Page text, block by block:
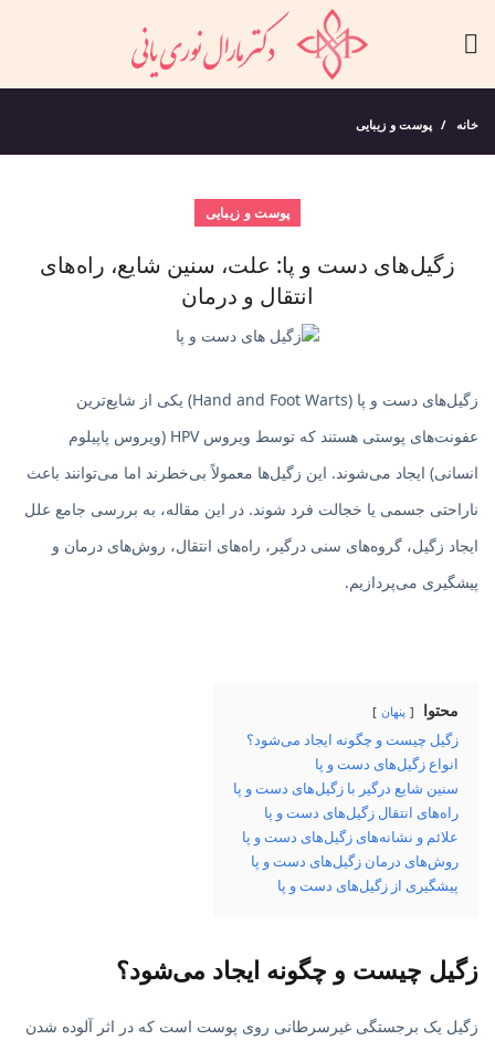
خانه پوست و زیبایی
پوست و زیبایی
زگیل‌های دست و پا: علت، سنین شایع، راه‌های
انتقال و درمان
زگیل‌های دست و پا (Hand and Foot Warts) یکی از شایع‌ترین
عفونت‌های پوستی هستند که توسط ویروس HPV (ویروس پاپیلوم
انسانی) ایجاد می‌شوند. این زگیل‌ها معمولاً بی‌خطرند اما می‌توانند باعث
ناراحتی جسمی یا خجالت فرد شوند. در این مقاله، به بررسی جامع علل
ایجاد زگیل، گروه‌های سنی درگیر، راه‌های انتقال، روش‌های درمان و
پیشگیری می‌پردازیم.
محتوا پنهان
زگیل چیست و چگونه ایجاد می‌شود؟
انواع زگیل‌های دست و پا
سنین شایع درگیر با زگیل‌های دست و پا
راه‌های انتقال زگیل‌های دست و پا
علائم و نشانه‌های زگیل‌های دست و پا
روش‌های درمان زگیل‌های دست و پا
پیشگیری از زگیل‌های دست و پا
زگیل چیست و چگونه ایجاد می‌شود؟
زگیل یک برجستگی غیرسرطانی روی پوست است که در اثر آلوده شدن